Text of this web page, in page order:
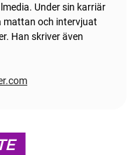
Under sin karriär
mattan och intervjuat
Han skriver även